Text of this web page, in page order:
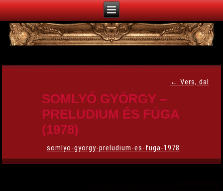
← Vers, dal
SOMLYÓ GYÖRGY –
PRELUDIUM ÉS FÚGA
(1978)
somlyo-gyorgy-preludium-es-fuga-1978